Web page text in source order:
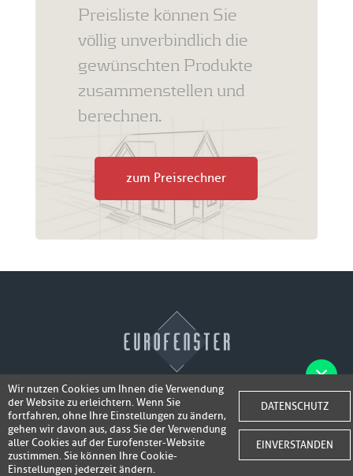
Wir nutzen Cookies um Ihnen die Verwendung
der Website zu erleichtern. Wenn Sie
fortfahren, ohne Ihre Einstellungen zu ändern,
gehen wir davon aus, dass Sie der Verwendung
aller Cookies auf der Eurofenster-Website
zustimmen. Sie können Ihre Cookie-
Einstellungen jederzeit ändern.
DATENSCHUTZ
EINVERSTANDEN
Fotos der Fenster/Elemente per WhatsApp
senden und ein Super-Angebotinkl. 50,-
bis 100,- EURGutschrift erhalten!
Preisliste können Sie
völlig unverbindlich die
gewünschten Produkte
zusammenstellen und
berechnen.
zum Preisrechner
© 2026 Eurofenster
Webdesign byWebidea Advance